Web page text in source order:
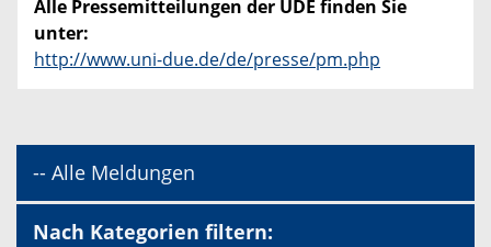
Alle Pressemitteilungen der UDE finden Sie
unter:
http://www.uni-due.de/de/presse/pm.php
-- Alle Meldungen
Nach Kategorien filtern: